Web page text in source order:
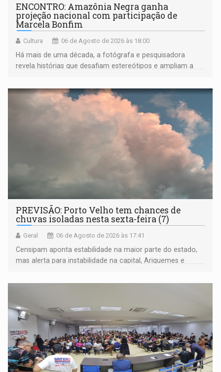
ENCONTRO: Amazônia Negra ganha
projeção nacional com participação de
Marcela Bonfim
Cultura 06 de Agosto de 2026 às 18:00
Há mais de uma década, a fotógrafa e pesquisadora
revela histórias que desafiam estereótipos e ampliam a
negras
PREVISÃO: Porto Velho tem chances de
chuvas isoladas nesta sexta-feira (7)
Geral 06 de Agosto de 2026 às 17:41
Censipam aponta estabilidade na maior parte do estado,
mas alerta para instabilidade na capital, Ariquemes e